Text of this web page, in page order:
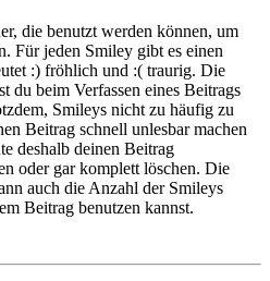
die benutzt werden können, um
Für jeden Smiley gibt es einen
:) fröhlich und :( traurig. Die
du beim Verfassen eines Beitrags
Smileys nicht zu häufig zu
Beitrag schnell unlesbar machen
deshalb deinen Beitrag
oder gar komplett löschen. Die
auch die Anzahl der Smileys
Beitrag benutzen kannst.